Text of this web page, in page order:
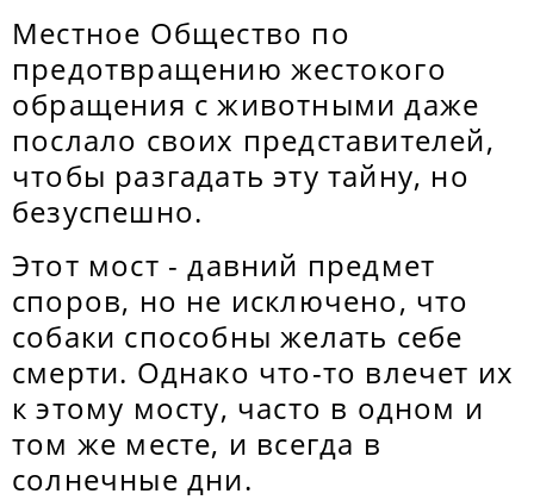
Местное Общество по
предотвращению жестокого
обращения с животными даже
послало своих представителей,
чтобы разгадать эту тайну, но
безуспешно.
Этот мост - давний предмет
споров, но не исключено, что
собаки способны желать себе
смерти. Однако что-то влечет их
к этому мосту, часто в одном и
том же месте, и всегда в
солнечные дни.